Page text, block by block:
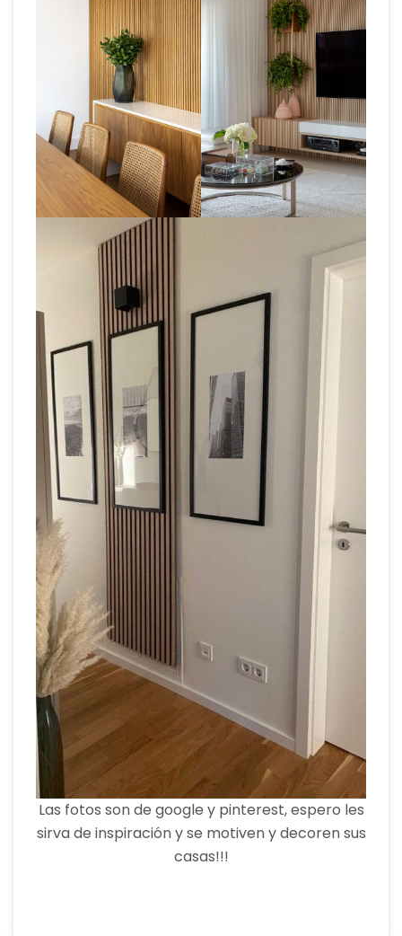
Las fotos son de google y pinterest, espero les
sirva de inspiración y se motiven y decoren sus
casas!!!